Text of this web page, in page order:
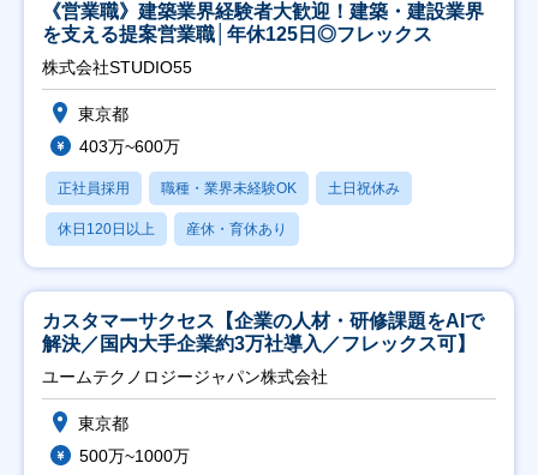
《営業職》建築業界経験者大歓迎！建築・建設業界
を支える提案営業職│年休125日◎フレックス
株式会社STUDIO55
東京都
403万~600万
正社員採用 職種・業界未経験OK 土日祝休み
休日120日以上 産休・育休あり
カスタマーサクセス【企業の人材・研修課題をAIで
解決／国内大手企業約3万社導入／フレックス可】
ユームテクノロジージャパン株式会社
東京都
500万~1000万